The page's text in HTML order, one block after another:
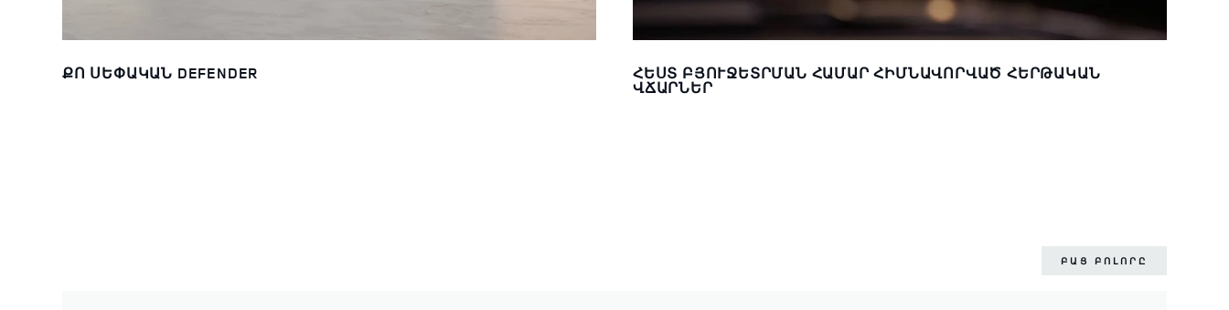
ՔՈ ՍԵՓԱԿԱՆ DEFENDER ՀԵՍՏ ԲՅՈՒՋԵՏՐՄԱՆ ՀԱՄԱՐ ՀԻՄՆԱՎՈՐՎԱԾ ՀԵՐԹԱԿԱՆ
ՎՃԱՐՆԵՐ
ԲԱՑ ԲՈԼՈՐԸ